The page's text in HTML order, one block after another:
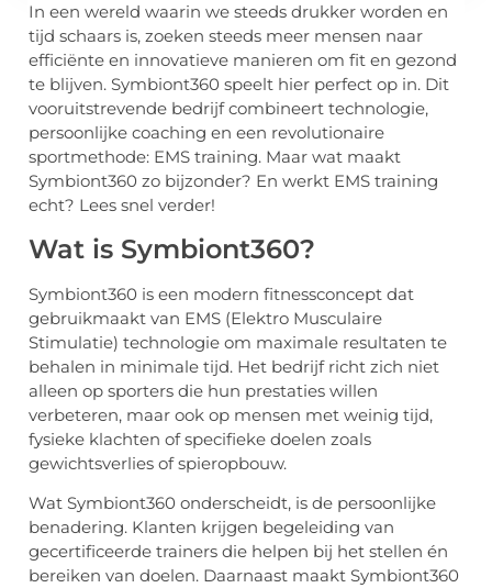
In een wereld waarin we steeds drukker worden en
tijd schaars is, zoeken steeds meer mensen naar
efficiënte en innovatieve manieren om fit en gezond
te blijven. Symbiont360 speelt hier perfect op in. Dit
vooruitstrevende bedrijf combineert technologie,
persoonlijke coaching en een revolutionaire
sportmethode: EMS training. Maar wat maakt
Symbiont360 zo bijzonder? En werkt EMS training
echt? Lees snel verder!
Wat is Symbiont360?
Symbiont360 is een modern fitnessconcept dat
gebruikmaakt van EMS (Elektro Musculaire
Stimulatie) technologie om maximale resultaten te
behalen in minimale tijd. Het bedrijf richt zich niet
alleen op sporters die hun prestaties willen
verbeteren, maar ook op mensen met weinig tijd,
fysieke klachten of specifieke doelen zoals
gewichtsverlies of spieropbouw.
Wat Symbiont360 onderscheidt, is de persoonlijke
benadering. Klanten krijgen begeleiding van
gecertificeerde trainers die helpen bij het stellen én
bereiken van doelen. Daarnaast maakt Symbiont360